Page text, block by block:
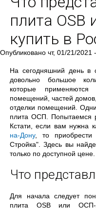
плита OSB
купить в
Опубликовано чт, 01/21/2021
На сегодняшний день в
довольно большое
которые
помещений, частей
отделки помещений.
плита ОСП. Попытаемся
Кстати, если вам нужна
на-Дону, то
Стройка". Здесь вы
только по доступной цене.
Что
Для начала следует
плита OSB или ОСП-